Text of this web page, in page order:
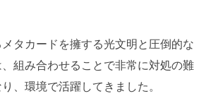
タカードを擁する光文明と圧倒的な
組み合わせることで非常に対処の難
、環境で活躍してきました。